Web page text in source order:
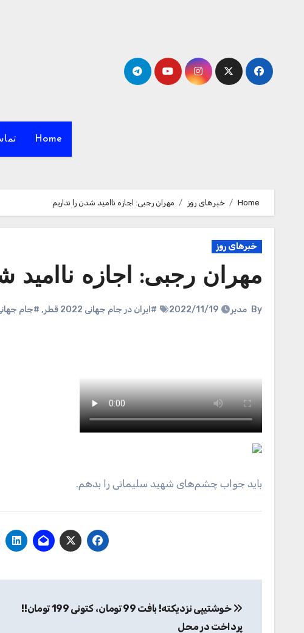
Home
Home خبرهای روز مهران رجبی: اجازه ناامید شدن را نداریم
خبرهای روز
مهران رجبی: اجازه ناامید
By مدیر 2022/11/19 #ایران در جام جهانی 2022 قطر , #جام
باید جواب چشم‌های شهید سلیمانی را بدهم.
نوشته
خوشتیپی نزدیکته! بافت 99 تومان، کتونی 199 تومان!!
پرداخت در محل